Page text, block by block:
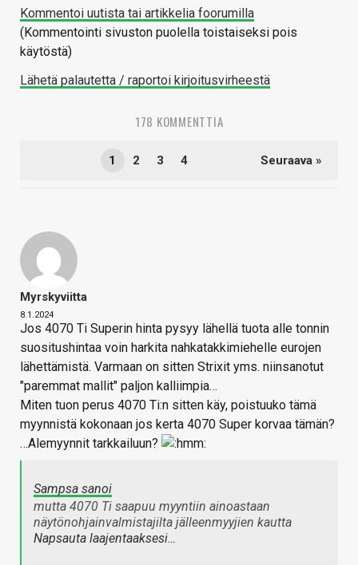
Kommentoi uutista tai artikkelia foorumilla
(Kommentointi sivuston puolella toistaiseksi pois
käytöstä)
Lähetä palautetta / raportoi kirjoitusvirheestä
178 KOMMENTTIA
1 2 3 4 Seuraava »
Myrskyviitta
8.1.2024
Jos 4070 Ti Superin hinta pysyy lähellä tuota alle tonnin
suositushintaa voin harkita nahkatakkimiehelle eurojen
lähettämistä. Varmaan on sitten Strixit yms. niinsanotut
"paremmat mallit" paljon kalliimpia…
Miten tuon perus 4070 Ti:n sitten käy, poistuuko tämä
myynnistä kokonaan jos kerta 4070 Super korvaa tämän?
…Alemyynnit tarkkailuun?
Sampsa sanoi
mutta 4070 Ti saapuu myyntiin ainoastaan
näytönohjainvalmistajilta jälleenmyyjien kautta
Napsauta laajentaaksesi…